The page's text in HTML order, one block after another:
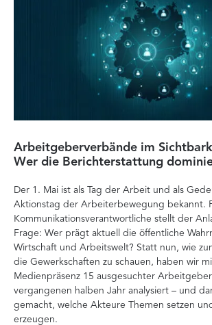
Arbeitgeberverbände im
Wer die Berichterstattung
Der 1. Mai ist als Tag der Arbeit und als
Aktionstag der Arbeiterbewegung bekannt.
Kommunikationsverantwortliche stellt der
Frage: Wer prägt aktuell die öffentliche
Wirtschaft und Arbeitswelt? Statt nun, wie
die Gewerkschaften zu schauen, haben wir
Medienpräsenz 15 ausgesuchter
vergangenen halben Jahr analysiert – und
gemacht, welche Akteure Themen setzen
erzeugen.